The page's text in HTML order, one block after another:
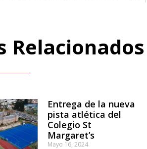
Relacionados
Entrega de la nueva
pista atlética del
Colegio St
Margaret’s
Mayo 16, 2024